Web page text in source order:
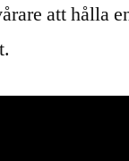
att hålla